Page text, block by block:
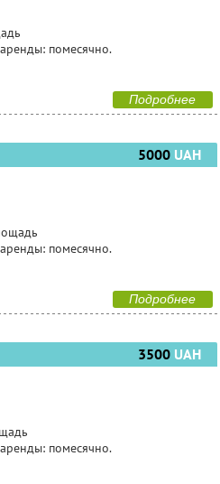
помесячно.
Подробнее
5000UAH
помесячно.
Подробнее
3500UAH
помесячно.